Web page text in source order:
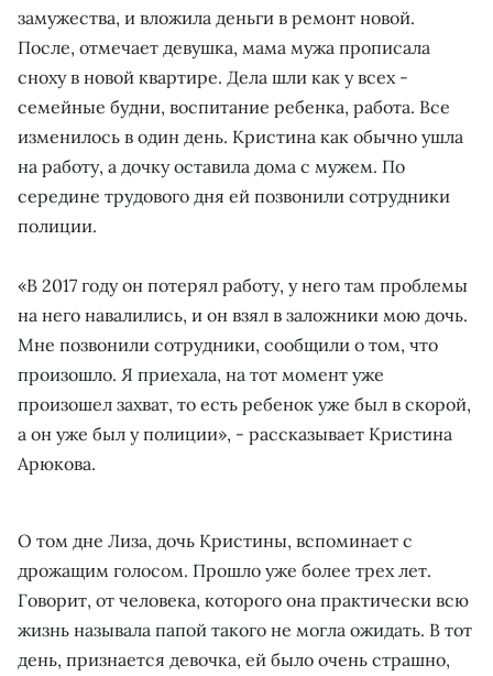
замужества, и вложила деньги в ремонт новой.
После, отмечает девушка, мама мужа прописала
сноху в новой квартире. Дела шли как у всех -
семейные будни, воспитание ребенка, работа. Все
изменилось в один день. Кристина как обычно ушла
на работу, а дочку оставила дома с мужем. По
середине трудового дня ей позвонили сотрудники
полиции.
«В 2017 году он потерял работу, у него там проблемы
на него навалились, и он взял в заложники мою дочь.
Мне позвонили сотрудники, сообщили о том, что
произошло. Я приехала, на тот момент уже
произошел захват, то есть ребенок уже был в скорой,
а он уже был у полиции», - рассказывает Кристина
Арюкова.
О том дне Лиза, дочь Кристины, вспоминает с
дрожащим голосом. Прошло уже более трех лет.
Говорит, от человека, которого она практически всю
жизнь называла папой такого не могла ожидать. В тот
день, признается девочка, ей было очень страшно,